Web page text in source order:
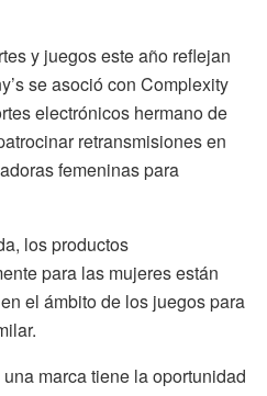
y juegos este año reflejan
se asoció con Complexity
electrónicos hermano de
retransmisiones en
femeninas para
los productos
para las mujeres están
el ámbito de los juegos para
marca tiene la oportunidad